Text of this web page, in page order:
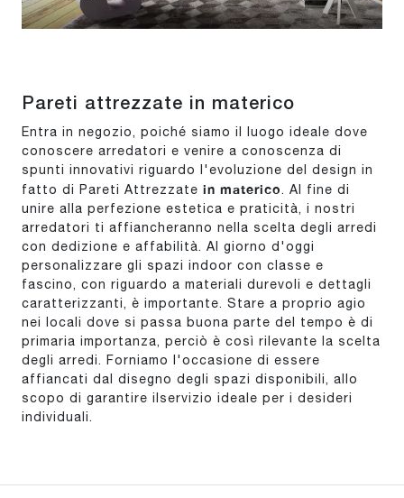
Pareti attrezzate in materico
Entra in negozio, poiché siamo il luogo ideale dove
conoscere arredatori e venire a conoscenza di
spunti innovativi riguardo l'evoluzione del design in
fatto di Pareti Attrezzate in materico. Al fine di
unire alla perfezione estetica e praticità, i nostri
arredatori ti affiancheranno nella scelta degli arredi
con dedizione e affabilità. Al giorno d'oggi
personalizzare gli spazi indoor con classe e
fascino, con riguardo a materiali durevoli e dettagli
caratterizzanti, è importante. Stare a proprio agio
nei locali dove si passa buona parte del tempo è di
primaria importanza, perciò è così rilevante la scelta
degli arredi. Forniamo l'occasione di essere
affiancati dal disegno degli spazi disponibili, allo
scopo di garantire ilservizio ideale per i desideri
individuali.